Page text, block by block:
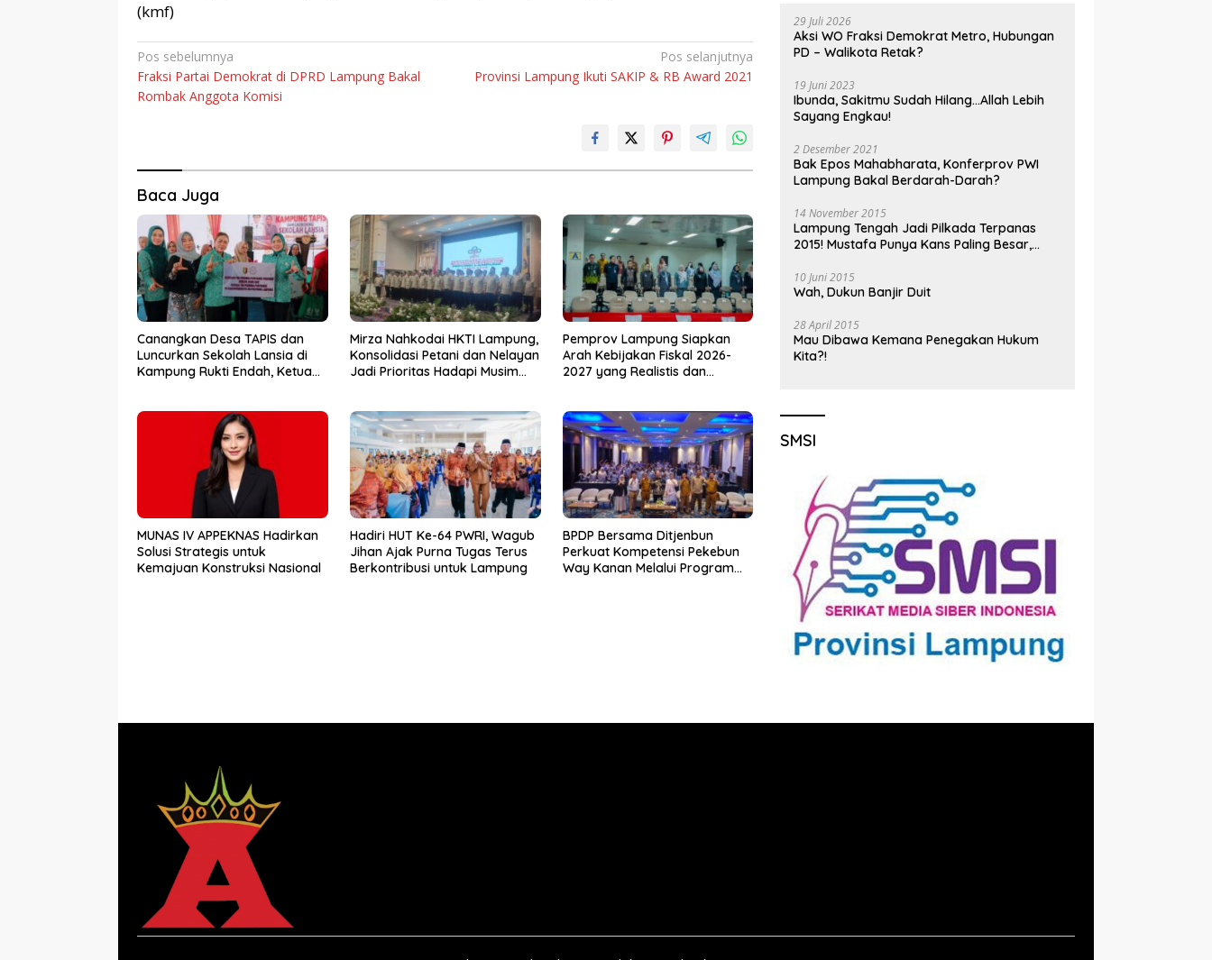
(kmf)
Navigasi
pos
Pos sebelumnya
Fraksi Partai Demokrat di DPRD Lampung Bakal
Rombak Anggota Komisi
Pos selanjutnya
Provinsi Lampung Ikuti SAKIP & RB Award 2021
Baca Juga
Canangkan Desa TAPIS dan
Luncurkan Sekolah Lansia di
Kampung Rukti Endah, Ketua
dari Desa
Mirza Nahkodai HKTI Lampung,
Konsolidasi Petani dan Nelayan
Jadi Prioritas Hadapi Musim
Pemprov Lampung Siapkan
Arah Kebijakan Fiskal 2026-
2027 yang Realistis dan
MUNAS IV APPEKNAS Hadirkan
Solusi Strategis untuk
Kemajuan Konstruksi Nasional
Hadiri HUT Ke-64 PWRI, Wagub
Jihan Ajak Purna Tugas Terus
Berkontribusi untuk Lampung
BPDP Bersama Ditjenbun
Perkuat Kompetensi Pekebun
Way Kanan Melalui Program
29 Juli 2026
Aksi WO Fraksi Demokrat Metro, Hubungan
PD – Walikota Retak?
19 Juni 2023
Ibunda, Sakitmu Sudah Hilang…Allah Lebih
Sayang Engkau!
2 Desember 2021
Bak Epos Mahabharata, Konferprov PWI
Lampung Bakal Berdarah-Darah?
14 November 2015
Lampung Tengah Jadi Pilkada Terpanas
2015! Mustafa Punya Kans Paling Besar,
10 Juni 2015
Wah, Dukun Banjir Duit
28 April 2015
Mau Dibawa Kemana Penegakan Hukum
Kita?!
SMSI